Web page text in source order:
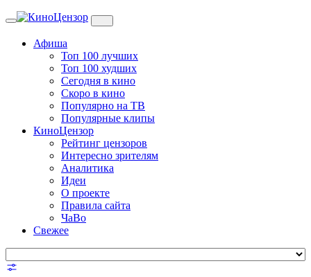
Toggle
Афиша
Топ 100 лучших
Топ 100 худших
Сегодня в кино
Скоро в кино
Популярно на ТВ
Популярные клипы
КиноЦензор
Рейтинг цензоров
Интересно зрителям
Аналитика
Идеи
О проекте
Правила сайта
ЧаВо
Свежее